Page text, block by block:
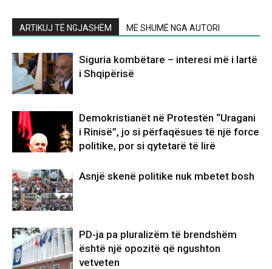
ARTIKUJ TË NGJASHËM MË SHUMË NGA AUTORI
Siguria kombëtare – interesi më i lartë
i Shqipërisë
Demokristianët në Protestën “Uragani
i Rinisë”, jo si përfaqësues të një force
politike, por si qytetarë të lirë
Asnjë skenë politike nuk mbetet bosh
PD-ja pa pluralizëm të brendshëm
është një opozitë që ngushton
vetveten